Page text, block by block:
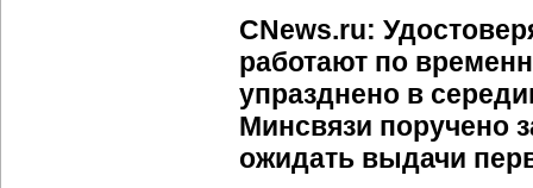
CNews.ru:
работают по
упразднено в
Минсвязи поручено
ожидать выдачи